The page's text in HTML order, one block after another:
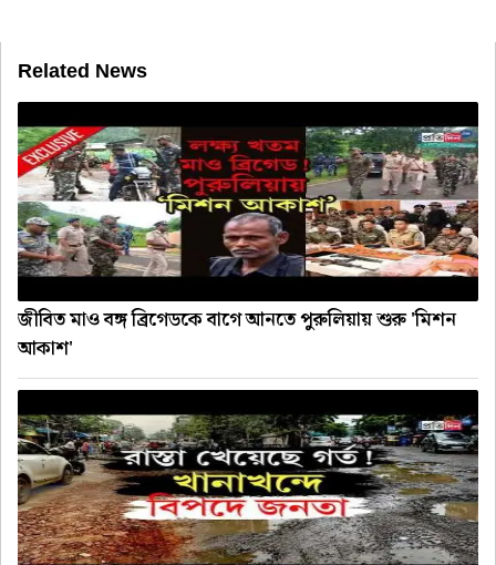
Related News
জীবিত মাও বঙ্গ ব্রিগেডকে বাগে আনতে পুরুলিয়ায় শুরু 'মিশন
আকাশ'